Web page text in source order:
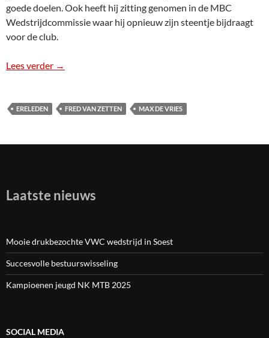
goede doelen. Ook heeft hij zitting genomen in de MBC
Wedstrijdcommissie waar hij opnieuw zijn steentje bijdraagt
voor de club.
Lees verder Ereleden MBC
→
ERELEDEN FRED VAN ZETTEN MAX DE VRIES
Laatste nieuws
Mooie drukbezochte VWC wedstrijd in Soest
Succesvolle bestuurswisseling
Kampioenen jeugd NK MTB 2025
SOCIAL MEDIA